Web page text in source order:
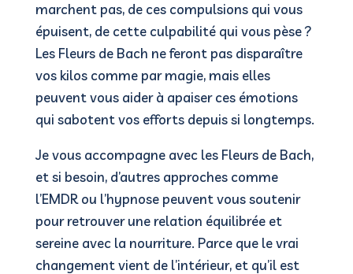
marchent pas, de ces compulsions qui vous
épuisent, de cette culpabilité qui vous pèse ?
Les Fleurs de Bach ne feront pas disparaître
vos kilos comme par magie, mais elles
peuvent vous aider à apaiser ces émotions
qui sabotent vos efforts depuis si longtemps.
Je vous accompagne avec les Fleurs de Bach,
et si besoin, d’autres approches comme
l’EMDR ou l’hypnose peuvent vous soutenir
pour retrouver une relation équilibrée et
sereine avec la nourriture. Parce que le vrai
changement vient de l’intérieur, et qu’il est